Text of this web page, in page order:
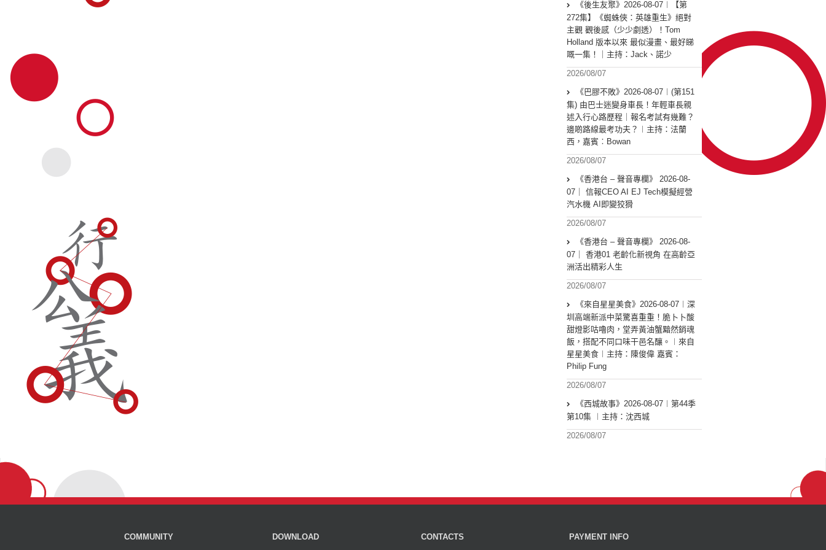
《後生友聚》2026-08-07︱【第
272集】《蜘蛛俠：英雄重生》絕對
主觀 觀後感（少少劇透）！Tom
Holland 版本以來 最似漫畫、最好睇
嘅一集！｜主持：Jack、諾少
2026/08/07
《巴膠不敗》2026-08-07︱(第151
集) 由巴士迷變身車長！年輕車長親
述入行心路歷程｜報名考試有幾難？
邊啲路線最考功夫？︱主持：法蘭
西，嘉賓︰Bowan
2026/08/07
《香港台 – 聲音專欄》 2026-08-
07｜ 信報CEO AI EJ Tech模擬經營
汽水機 AI即變狡猾
2026/08/07
《香港台 – 聲音專欄》 2026-08-
07｜ 香港01 老齡化新視角 在高齡亞
洲活出精彩人生
2026/08/07
《來自星星美食》2026-08-07︱深
圳高端新派中菜驚喜重重！脆卜卜酸
甜燈影咕嚕肉，堂弄黃油蟹黯然銷魂
飯，搭配不同口味干邑名釀。︱來自
星星美食︱主持：陳俊偉 嘉賓：
Philip Fung
2026/08/07
《西城故事》2026-08-07︱第44季
第10集 ︱主持：沈西城
2026/08/07
COMMUNITY DOWNLOAD CONTACTS PAYMENT INFO